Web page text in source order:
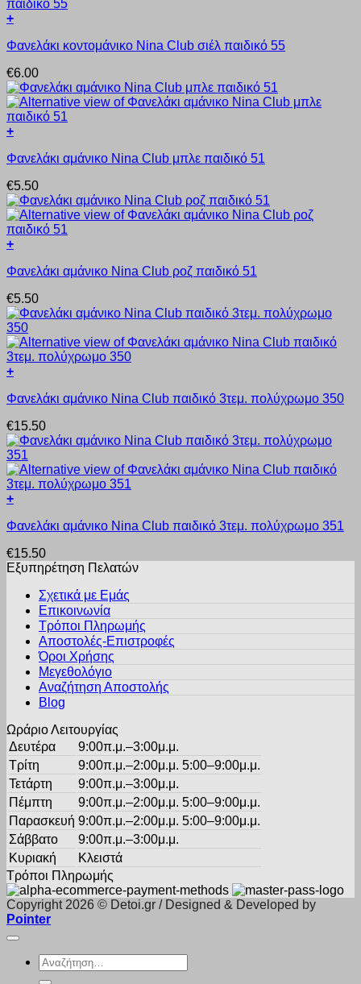
Οι
επιλογές
να
στη
σελίδα
του
προϊόντος
+
το
έχει
πολλαπλές
παραλλαγές.
Οι
επιλογές
να
στη
σελίδα
του
προϊόντος
Φανελάκι κοντομάνικο Nina Club σιέλ παιδικό 55
€6.00
+
το
έχει
πολλαπλές
παραλλαγές.
Οι
επιλογές
να
στη
σελίδα
του
προϊόντος
Φανελάκι αμάνικο Nina Club μπλε παιδικό 51
€5.50
+
το
έχει
πολλαπλές
παραλλαγές.
Οι
επιλογές
μπορούν
επιλεγούν
σελίδα
του
προϊόντος
Φανελάκι αμάνικο Nina Club ροζ παιδικό 51
€5.50
+
το
έχει
πολλαπλές
παραλλαγές.
Οι
επιλογές
μπορούν
επιλεγούν
σελίδα
του
προϊόντος
Φανελάκι αμάνικο Nina Club παιδικό 3τεμ. πολύχρωμο 350
€15.50
+
το
έχει
πολλαπλές
επιλογές
μπορούν
επιλεγούν
σελίδα
Φανελάκι αμάνικο Nina Club παιδικό 3τεμ. πολύχρωμο 351
€15.50
Εξυπηρέτηση Πελατών
Σχετικά με Εμάς
Επικοινωνία
Τρόποι Πληρωμής
Αποστολές-Επιστροφές
Όροι Χρήσης
Μεγεθολόγιο
Αναζήτηση Αποστολής
Blog
Ωράριο Λειτουργίας
Δευτέρα
9:00π.μ.–3:00μ.μ.
Τρίτη
9:00π.μ.–2:00μ.μ. 5:00–9:00μ.μ.
Τετάρτη
9:00π.μ.–3:00μ.μ.
Πέμπτη
9:00π.μ.–2:00μ.μ. 5:00–9:00μ.μ.
Παρασκευή 9:00π.μ.–2:00μ.μ. 5:00–9:00μ.μ.
Σάββατο
9:00π.μ.–3:00μ.μ.
Κυριακή
Κλειστά
Τρόποι Πληρωμής
Copyright 2026 © Detoi.gr / Designed & Developed by
Pointer
Αναζήτηση
για: